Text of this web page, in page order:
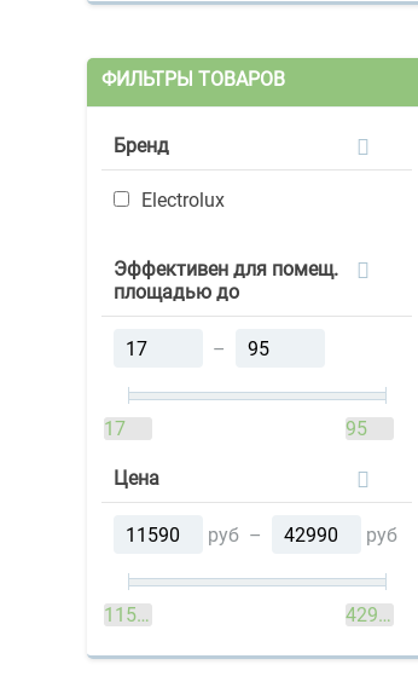
ФИЛЬТРЫ ТОВАРОВ
Бренд
Electrolux
Эффективен для помещ.
площадью до
–
17 95
Цена
руб – руб
11590 42990